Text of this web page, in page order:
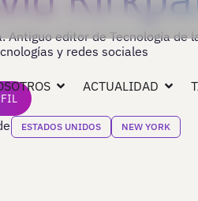
ACTUALIDAD
Antiguo editor de Tecnología de
y redes sociales
ESTADOS UNIDOS NEW YORK